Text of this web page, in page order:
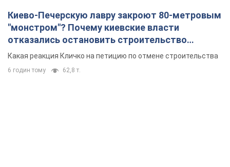
Киево-Печерскую лавру закроют 80-метровым
"монстром"? Почему киевские власти
отказались остановить строительство
небоскреба "московского верующего"
Какая реакция Кличко на петицию по отмене строительства
6 годин тому 62,8 т.